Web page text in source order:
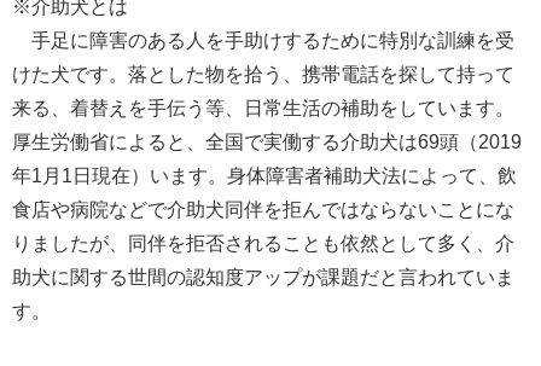
※介助犬とは
手足に障害のある人を手助けするために特別な訓練を受
けた犬です。落とした物を拾う、携帯電話を探して持って
来る、着替えを手伝う等、日常生活の補助をしています。
厚生労働省によると、全国で実働する介助犬は69頭（2019
年1月1日現在）います。身体障害者補助犬法によって、飲
食店や病院などで介助犬同伴を拒んではならないことにな
りましたが、同伴を拒否されることも依然として多く、介
助犬に関する世間の認知度アップが課題だと言われていま
す。